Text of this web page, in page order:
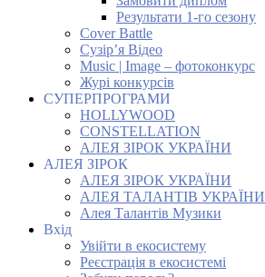
Результати 1-го сезону
Cover Battle
Сузір’я Відео
Music | Image – фотоконкурс
Журі конкурсів
СУПЕРПРОГРАМИ
HOLLYWOOD
CONSTELLATION
АЛЕЯ ЗІРОК УКРАЇНИ
АЛЕЯ ЗІРОК
АЛЕЯ ЗІРОК УКРАЇНИ
АЛЕЯ ТАЛАНТІВ УКРАЇНИ
Алея Талантів Музики
Вхід
Увійти в екосистему
Реєстрація в екосистемі